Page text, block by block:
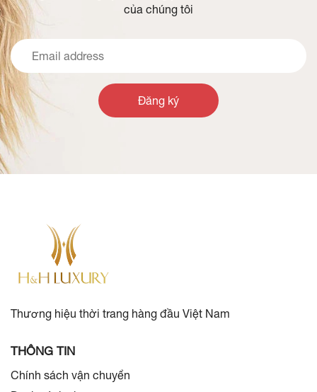
của chúng tôi
Đăng ký
Thương hiệu thời trang hàng đầu Việt Nam
THÔNG TIN
Chính sách vận chuyển